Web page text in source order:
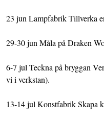
23 jun Lampfabrik Tillverka
29-30 jun Måla på Draken
6-7 jul Teckna på bryggan
vi i verkstan).
13-14 jul Konstfabrik Skapa